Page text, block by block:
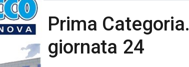
Prima
giornata 24